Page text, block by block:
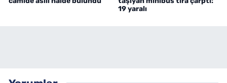
19 yaralı